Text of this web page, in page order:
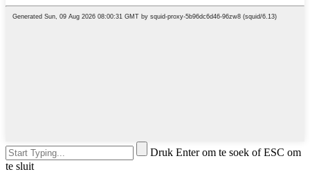
Druk Enter om te soek of ESC om
te sluit